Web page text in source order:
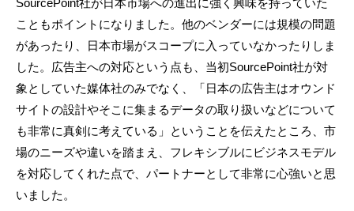
SourcePoint社が日本市場への進出に強く興味を持っていた
こともポイントになりました。他のベンダーには規模の問題
があったり、日本市場がスコープに入っていなかったりしま
した。広告主への対応という点も、当初SourcePoint社が対
象としていた媒体社のみでなく、「日本の広告主はオウンド
サイトの設計やそこに集まるデータの取り扱いなどについて
も非常に真剣に考えている」ということを伝えたところ、市
場のニーズや違いを踏まえ、フレキシブルにビジネスモデル
を対応してくれた点で、パートナーとして非常に心強いと思
いました。